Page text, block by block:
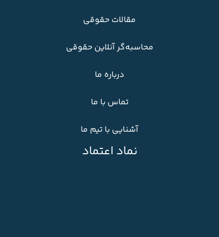
مقالات حقوقی
محاسبه‌گر آنلاین حقوقی
درباره ما
تماس با ما
آشنایی با تیم ما
نماد اعتماد